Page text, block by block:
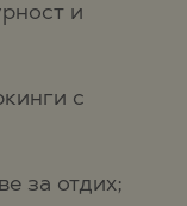
и
с
за отдих;